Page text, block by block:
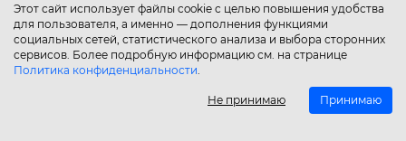
Этот сайт использует файлы cookie с целью повышения удобства
для пользователя, а именно — дополнения функциями
социальных сетей, статистического анализа и выбора сторонних
сервисов. Более подробную информацию см. на странице
Политика конфиденциальности.
Не принимаю Принимаю